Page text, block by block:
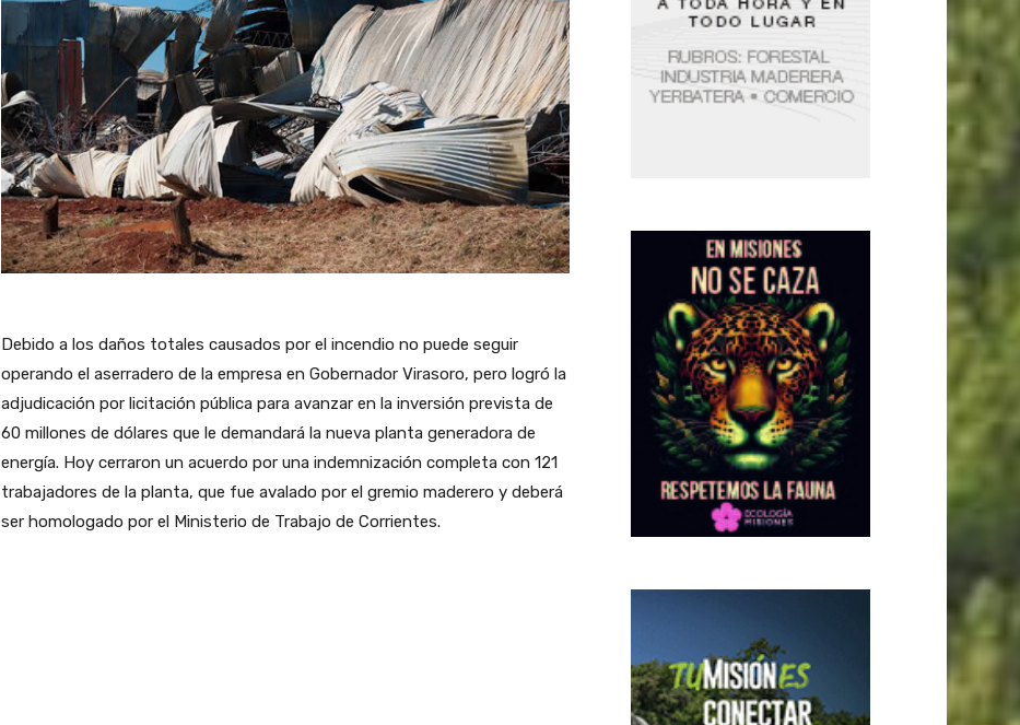
Debido a los daños totales causados por el incendio no puede seguir
operando el aserradero de la empresa en Gobernador Virasoro, pero logró la
adjudicación por licitación pública para avanzar en la inversión prevista de
60 millones de dólares que le demandará la nueva planta generadora de
energía. Hoy cerraron un acuerdo por una indemnización completa con 121
trabajadores de la planta, que fue avalado por el gremio maderero y deberá
ser homologado por el Ministerio de Trabajo de Corrientes.